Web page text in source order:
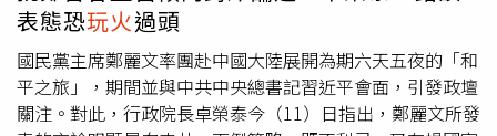
局。（二）股房雙強/股市獲利資金轉向房市，股房雙強、
投機炒作再起另一種可能則是，股市高檔震盪後並未崩盤，
而是進入良性修正。當大量股市獲利資金開始尋找新的資產
避風港時，沉寂已久的房市便可能重新成為資金停泊處。李
同榮認為，未來若出現「資金由股轉房」現象，市場恐重演
自在家玩打火機點燃陽台堆置物，火勢相當驚人，所幸沒有
造成任何人傷亡。針對這種情形，消防單位指出，火焰的威
力往往遠超孩童的想像，許多火災起因僅是「一次好奇的觸
碰」，卻可能造成難以挽回的財產損失甚至生命威脅。消防
部門再次重申，職場安全與兒童教育不容忽視，家長應主動
表態恐玩火過頭
國民黨主席鄭麗文率團赴中國大陸展開為期六天五夜的「和
平之旅」，期間並與中共中央總書記習近平會面，引發政壇
關注。對此，行政院長卓榮泰今（11）日指出，鄭麗文所發